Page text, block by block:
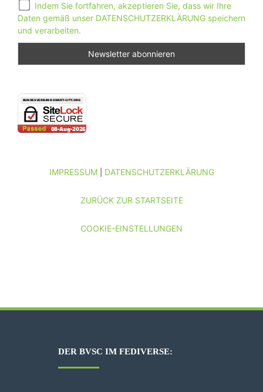
Indem Sie fortfahren, akzeptieren Sie, dass wir Ihre
Daten gemäß unser DATENSCHUTZERKLÄRUNG speichern
und verarbeiten.
IMPRESSUM| DATENSCHUTZERKLÄRUNG
ZURÜCK ZUR STARTSEITE
COOKIE-EINSTELLUNGEN
DER BVSC IM FEDIVERSE: